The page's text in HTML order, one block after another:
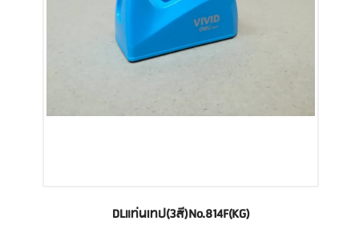
DLแท่นเทป(3สี)No.814F(KG)